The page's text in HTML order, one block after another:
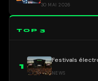
30 MAI 2026
TOP 3
1
Festivals
NEWS